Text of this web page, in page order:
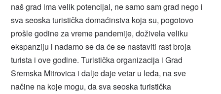
naš grad ima velik potencijal, ne samo sam grad nego i
sva seoska turistička domaćinstva koja su, pogotovo
prošle godine za vreme pandemije, doživela veliku
ekspanziju i nadamo se da će se nastaviti rast broja
turista i ove godine. Turistička organizacija i Grad
Sremska Mitrovica i dalje daje vetar u leđa, na sve
načine na koje mogu, da sva seoska turistička